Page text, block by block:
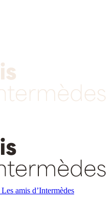
Les amis d’Intermèdes